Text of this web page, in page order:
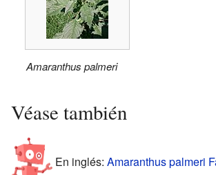
Amaranthus palmeri
Véase también
En inglés: Amaranthus palmeri